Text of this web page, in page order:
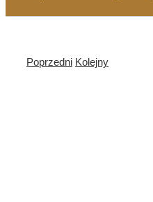
Poprzedni Kolejny